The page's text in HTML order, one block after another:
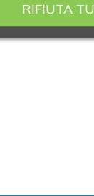
RIFIUTA